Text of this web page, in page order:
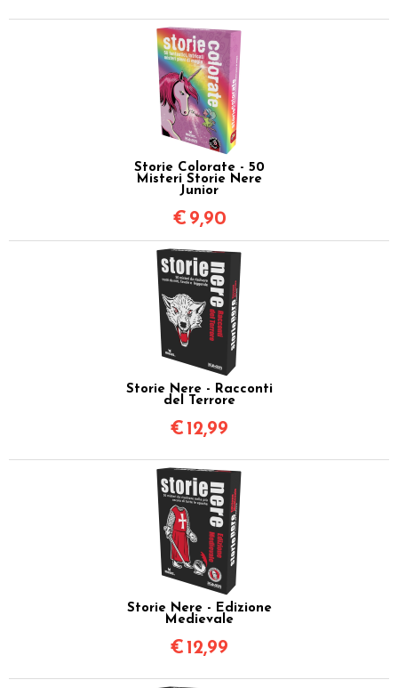
Storie Colorate - 50
Misteri Storie Nere
Junior
€ 9,90
Storie Nere - Racconti
del Terrore
€ 12,99
Storie Nere - Edizione
Medievale
€ 12,99